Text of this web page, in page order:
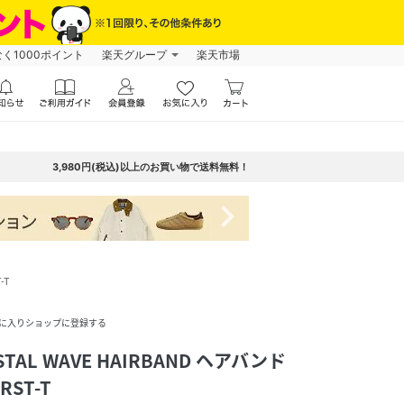
1000ポイント 楽天グループ 楽天市場
3,980円(税込)以上のお買い物で送料無料！
navigate_next
T
入りショップに登録する
WAVE HAIRBAND ヘアバンド
T